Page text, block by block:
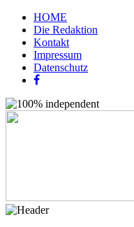
HOME
Die Redaktion
Kontakt
Impressum
Datenschutz